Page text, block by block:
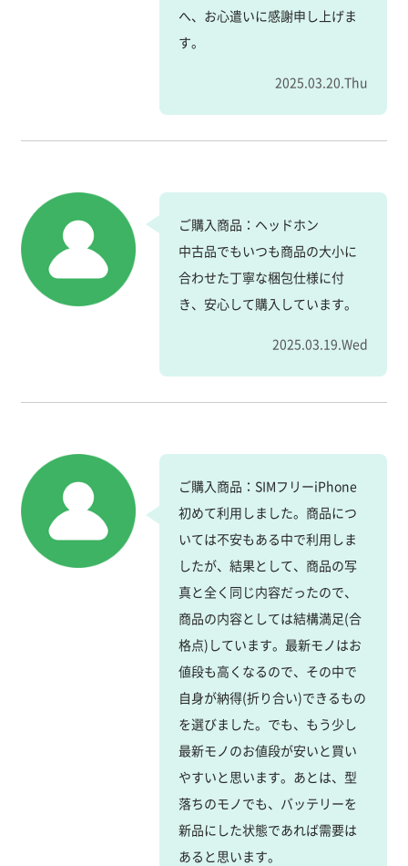
へ、お心遣いに感謝申し上げま
す。
2025.03.20.Thu
ご購入商品：ヘッドホン
中古品でもいつも商品の大小に
合わせた丁寧な梱包仕様に付
き、安心して購入しています。
2025.03.19.Wed
ご購入商品：SIMフリーiPhone
初めて利用しました。商品につ
いては不安もある中で利用しま
したが、結果として、商品の写
真と全く同じ内容だったので、
商品の内容としては結構満足(合
格点)しています。最新モノはお
値段も高くなるので、その中で
自身が納得(折り合い)できるもの
を選びました。でも、もう少し
最新モノのお値段が安いと買い
やすいと思います。あとは、型
落ちのモノでも、バッテリーを
新品にした状態であれば需要は
あると思います。